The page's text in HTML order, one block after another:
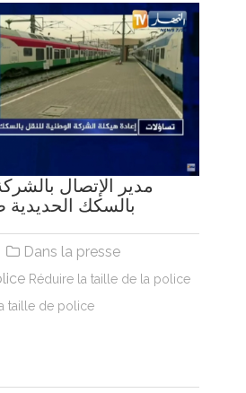
مدير الإتصال
بالسكك الحديدية
Dans la presse
Réduire la taille de la police
taille de police